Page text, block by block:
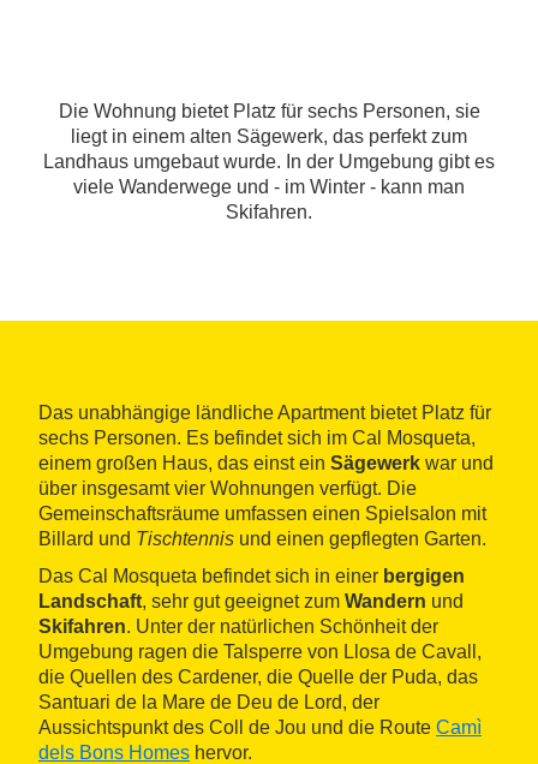
Die Wohnung bietet Platz für sechs Personen, sie
liegt in einem alten Sägewerk, das perfekt zum
Landhaus umgebaut wurde. In der Umgebung gibt es
viele Wanderwege und - im Winter - kann man
Skifahren.
Das unabhängige ländliche Apartment bietet Platz für
sechs Personen. Es befindet sich im Cal Mosqueta,
einem großen Haus, das einst ein Sägewerk war und
über insgesamt vier Wohnungen verfügt. Die
Gemeinschaftsräume umfassen einen Spielsalon mit
Billard und Tischtennis und einen gepflegten Garten.
Das Cal Mosqueta befindet sich in einer bergigen
Landschaft, sehr gut geeignet zum Wandern und
Skifahren. Unter der natürlichen Schönheit der
Umgebung ragen die Talsperre von Llosa de Cavall,
die Quellen des Cardener, die Quelle der Puda, das
Santuari de la Mare de Deu de Lord, der
Aussichtspunkt des Coll de Jou und die Route Camì
dels Bons Homes hervor.